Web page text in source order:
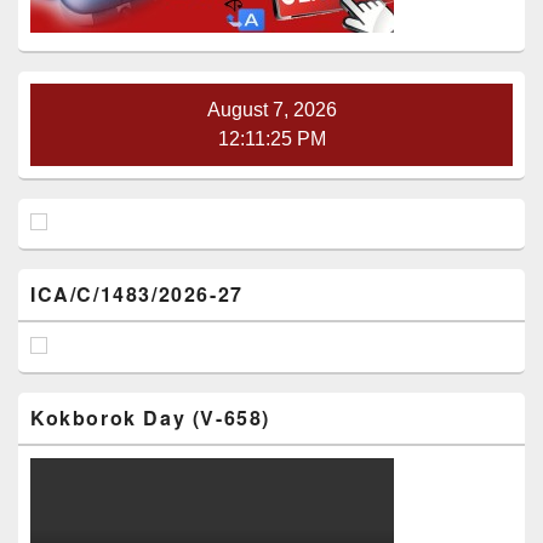
August 7, 2026
12:11:26 PM
ICA/C/1483/2026-27
Kokborok Day (V-658)